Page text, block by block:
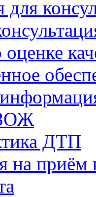
для
оценке
ДТП
на приём